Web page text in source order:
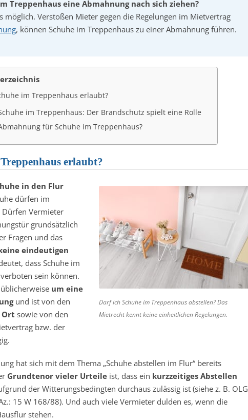
Treppenhaus eine Abmahnung nach sich ziehen?
möglich. Verstoßen Mieter gegen die Regelungen im Mietvertrag
, können Schuhe im Treppenhaus zu einer Abmahnung führen.
im Treppenhaus erlaubt?
im Treppenhaus: Der Brandschutz spielt eine Rolle
für Schuhe im Treppenhaus?
erlaubt?
Darf ich Schuhe im Treppenhaus abstellen? Das
Mietrecht kennt keine einheitlichen Regelungen.
in den Flur
dürfen im
Dürfen Vermieter
grundsätzlich
Fragen und das
eindeutigen
dass Schuhe im
sein können.
um eine
und ist von den
Ort sowie von den
bzw. der
hat sich mit dem Thema „Schuhe abstellen im Flur“ bereits
Grundtenor vieler Urteileist, dass ein kurzzeitiges Abstellen
der Witterungsbedingten durchaus zulässig ist (siehe z. B. OLG
15 W 168/88). Und auch viele Vermieter dulden es, wenn die
stehen.